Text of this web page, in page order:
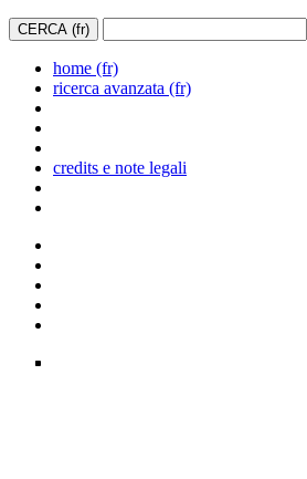
home (fr)
ricerca avanzata (fr)
credits e note legali